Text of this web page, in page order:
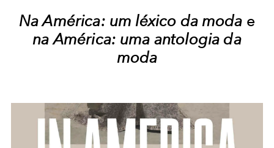
Na América: um léxico da moda e
na América: uma antologia da
moda